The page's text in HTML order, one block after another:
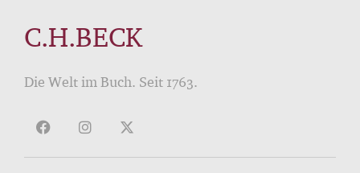
C.H.BECK
Die Welt im Buch. Seit 1763.